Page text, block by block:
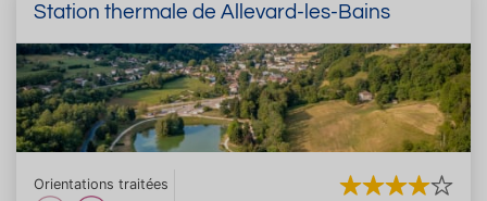
Station thermale de Allevard-les-Bains
Orientations traitées